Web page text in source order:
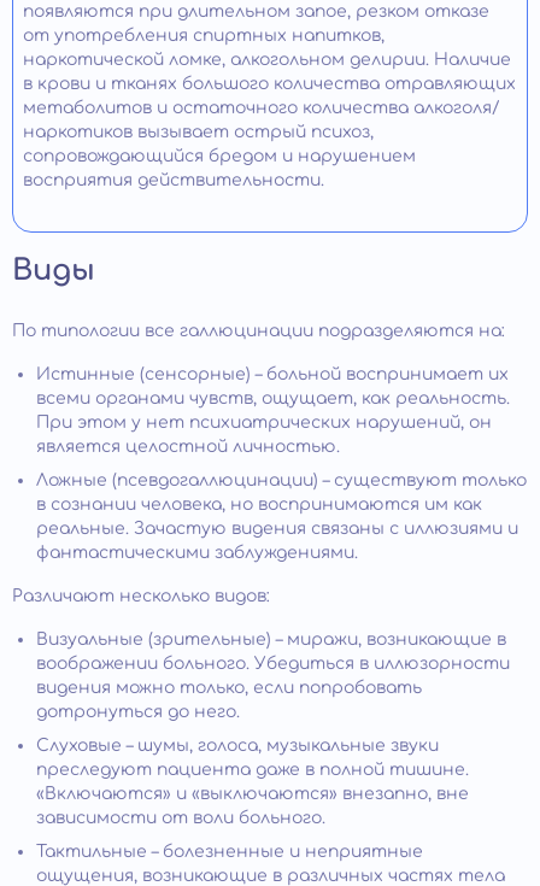
появляются при длительном запое, резком отказе
от употребления спиртных напитков,
наркотической ломке, алкогольном делирии. Наличие
в крови и тканях большого количества отравляющих
метаболитов и остаточного количества алкоголя/
наркотиков вызывает острый психоз,
сопровождающийся бредом и нарушением
восприятия действительности.
Виды
По типологии все галлюцинации подразделяются на:
Истинные (сенсорные) – больной воспринимает их
всеми органами чувств, ощущает, как реальность.
При этом у нет психиатрических нарушений, он
является целостной личностью.
Ложные (псевдогаллюцинации) – существуют только
в сознании человека, но воспринимаются им как
реальные. Зачастую видения связаны с иллюзиями и
фантастическими заблуждениями.
Различают несколько видов:
Визуальные (зрительные) – миражи, возникающие в
воображении больного. Убедиться в иллюзорности
видения можно только, если попробовать
дотронуться до него.
Слуховые – шумы, голоса, музыкальные звуки
преследуют пациента даже в полной тишине.
«Включаются» и «выключаются» внезапно, вне
зависимости от воли больного.
Тактильные – болезненные и неприятные
ощущения, возникающие в различных частях тела